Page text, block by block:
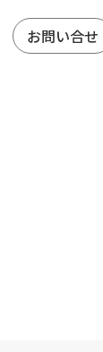
お問い合せ